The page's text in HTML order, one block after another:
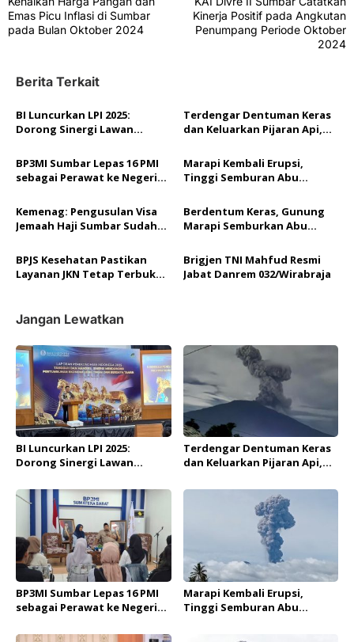
a
v
g
s
p
s
Emas Picu Inflasi di Sumbar
pada Bulan Oktober 2024
Kinerja Positif pada Angkutan
Penumpang Periode Oktober
2024
Berita Terkait
BI Luncurkan LPI 2025:
Dorong Sinergi Lawan
Dampak Bencana
Terdengar Dentuman Keras
dan Keluarkan Pijaran Api,
Erupsi
BP3MI Sumbar Lepas 16 PMI
sebagai Perawat ke Negeri
Marapi Kembali Erupsi,
Tinggi Semburan Abu
Kemenag: Pengusulan Visa
Jemaah Haji Sumbar Sudah
Berdentum Keras, Gunung
Marapi Semburkan Abu
Meter
BPJS Kesehatan Pastikan
Layanan JKN Tetap Terbuka
Brigjen TNI Mahfud Resmi
Jabat Danrem 032/Wirabraja
Jangan Lewatkan
BI Luncurkan LPI 2025:
Dorong Sinergi Lawan
Dampak Bencana
Terdengar Dentuman Keras
dan Keluarkan Pijaran Api,
Erupsi
BP3MI Sumbar Lepas 16 PMI
sebagai Perawat ke Negeri
Marapi Kembali Erupsi,
Tinggi Semburan Abu